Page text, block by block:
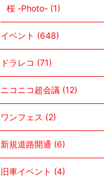
桜 -Photo- (1)
イベント (648)
ドラレコ (71)
ニコニコ超会議 (12)
ワンフェス (2)
新規道路開通 (6)
旧車イベント (4)